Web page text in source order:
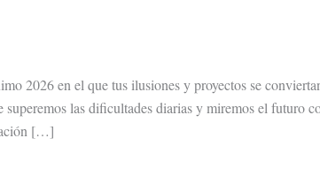
2026 en el que tus ilusiones y proyectos se
las dificultades diarias y miremos el futuro
[…]